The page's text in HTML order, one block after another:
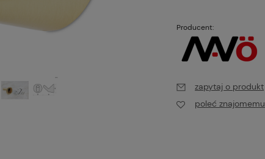
Producent:
zapytaj o produkt
poleć znajomemu